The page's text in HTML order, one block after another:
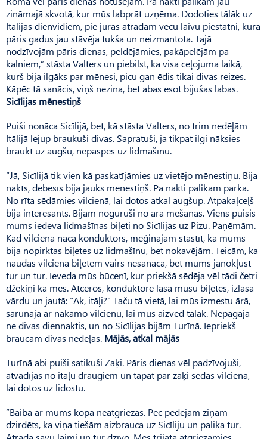
zināmajā skvotā, kur mūs labprāt uzņēma. Dodoties tālāk uz
Itālijas dienvidiem, pie jūras atradām vecu laivu piestātni, kura
pāris gadus jau stāvēja tukša un neizmantota. Tajā
nodzīvojām pāris dienas, peldējāmies, pakāpelējām pa
kalniem,” stāsta Valters un piebilst, ka visa ceļojuma laikā,
kurš bija ilgāks par mēnesi, picu gan ēdis tikai divas reizes.
Kāpēc tā sanācis, viņš nezina, bet abas esot bijušas labas.
Sicīlijas mēnestiņš
Puiši nonāca Sicīlijā, bet, kā stāsta Valters, no trim nedēļām
Itālijā lejup braukuši divas. Sapratuši, ja tikpat ilgi nāksies
braukt uz augšu, nepaspēs uz lidmašīnu.
“Jā, Sicīlijā tik vien kā paskatījāmies uz vietējo mēnestiņu. Bija
nakts, debesīs bija jauks mēnestiņš. Pa nakti palikām parkā.
No rīta sēdāmies vilcienā, lai dotos atkal augšup. Atpakaļceļš
bija interesants. Bijām noguruši no ārā mešanas. Viens puisis
mums iedeva lidmašīnas biļeti no Sicīlijas uz Pizu. Paņēmām.
Kad vilcienā nāca konduktors, mēģinājām stāstīt, ka mums
bija nopirktas biļetes uz lidmašīnu, bet nokavējām. Teicām, ka
naudas vilciena biļetēm vairs nesanāca, bet mums jānokļūst
tur un tur. Ieveda mūs būcenī, kur priekšā sēdēja vēl tādi četri
džekiņi kā mēs. Atceros, konduktore lasa mūsu biļetes, izlasa
vārdu un jautā: “Ak, itāļi?” Taču tā vietā, lai mūs izmestu ārā,
sarunāja ar nākamo vilcienu, lai mūs aizved tālāk. Nepagāja
ne divas diennaktis, un no Sicīlijas bijām Turīnā. Iepriekš
braucām divas nedēļas. Mājās, atkal mājās
Turīnā abi puiši satikuši Zaķi. Pāris dienas vēl padzīvojuši,
atvadījās no itāļu draugiem un tāpat par zaķi sēdās vilcienā,
lai dotos uz lidostu.
“Baiba ar mums kopā neatgriezās. Pēc pēdējām ziņām
dzirdēts, ka viņa tiešām aizbrauca uz Sicīliju un palika tur.